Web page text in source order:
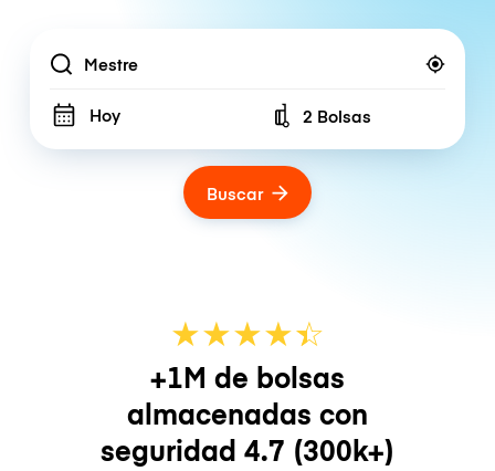
Location
Hoy Number of bags
2 Bolsas
Buscar
★★★★☆
★
+1M de bolsas
almacenadas con
seguridad 4.7 (300k+)